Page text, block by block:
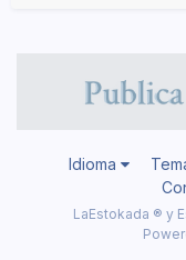
Idioma
LaEstokada ® y